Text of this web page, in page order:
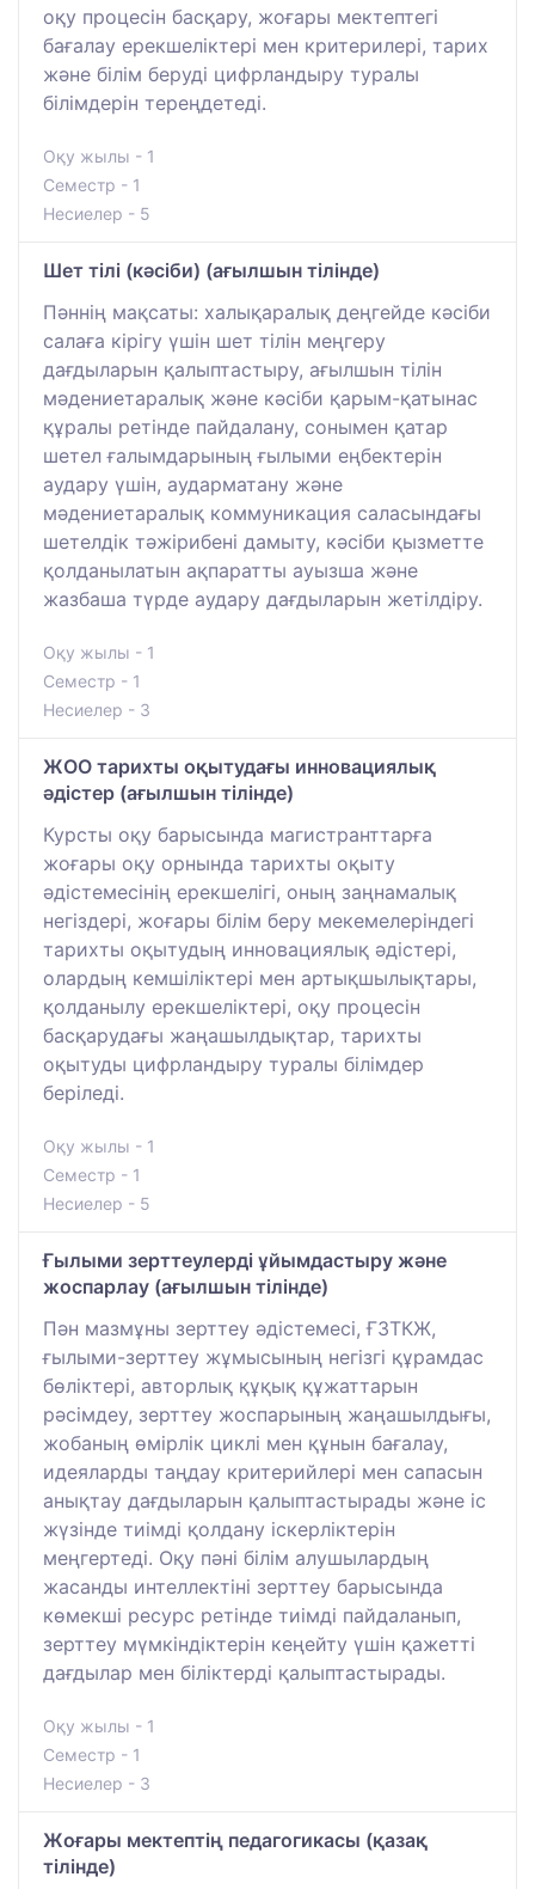
оқу процесін басқару, жоғары мектептегі
бағалау ерекшеліктері мен критерилері, тарих
және білім беруді цифрландыру туралы
білімдерін тереңдетеді.
Оқу жылы - 1
Семестр - 1
Несиелер - 5
Шет тілі (кәсіби) (ағылшын тілінде)
Пәннің мақсаты: халықаралық деңгейде кәсіби
салаға кірігу үшін шет тілін меңгеру
дағдыларын қалыптастыру, ағылшын тілін
мәдениетаралық және кәсіби қарым-қатынас
құралы ретінде пайдалану, сонымен қатар
шетел ғалымдарының ғылыми еңбектерін
аудару үшін, аударматану және
мәдениетаралық коммуникация саласындағы
шетелдік тәжірибені дамыту, кәсіби қызметте
қолданылатын ақпаратты ауызша және
жазбаша түрде аудару дағдыларын жетілдіру.
Оқу жылы - 1
Семестр - 1
Несиелер - 3
ЖОО тарихты оқытудағы инновациялық
әдістер (ағылшын тілінде)
Курсты оқу барысында магистранттарға
жоғары оқу орнында тарихты оқыту
әдістемесінің ерекшелігі, оның заңнамалық
негіздері, жоғары білім беру мекемелеріндегі
тарихты оқытудың инновациялық әдістері,
олардың кемшіліктері мен артықшылықтары,
қолданылу ерекшеліктері, оқу процесін
басқарудағы жаңашылдықтар, тарихты
оқытуды цифрландыру туралы білімдер
беріледі.
Оқу жылы - 1
Семестр - 1
Несиелер - 5
Ғылыми зерттеулерді ұйымдастыру және
жоспарлау (ағылшын тілінде)
Пән мазмұны зерттеу әдістемесі, ҒЗТКЖ,
ғылыми-зерттеу жұмысының негізгі құрамдас
бөліктері, авторлық құқық құжаттарын
рәсімдеу, зерттеу жоспарының жаңашылдығы,
жобаның өмірлік циклі мен құнын бағалау,
идеяларды таңдау критерийлері мен сапасын
анықтау дағдыларын қалыптастырады және іс
жүзінде тиімді қолдану іскерліктерін
меңгертеді. Оқу пәні білім алушылардың
жасанды интеллектіні зерттеу барысында
көмекші ресурс ретінде тиімді пайдаланып,
зерттеу мүмкіндіктерін кеңейту үшін қажетті
дағдылар мен біліктерді қалыптастырады.
Оқу жылы - 1
Семестр - 1
Несиелер - 3
Жоғары мектептің педагогикасы (қазақ
тілінде)